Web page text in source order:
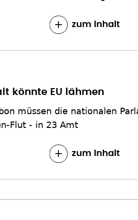
zum Inhalt
könnte EU lähmen
müssen die nationalen
Flut - in 23 Amt
zum Inhalt